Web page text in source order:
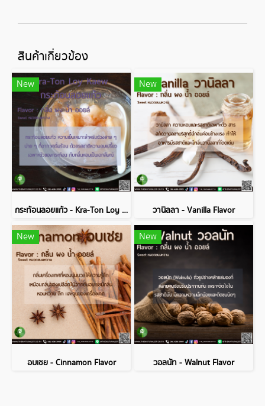
สินค้าเกี่ยวข้อง
New
กระท้อนลอยแก้ว - Kra-Ton Loy Kaew Flavor
New
วานิลลา - Vanilla Flavor
New
อบเชย - Cinnamon Flavor
New
วอลนัท - Walnut Flavor